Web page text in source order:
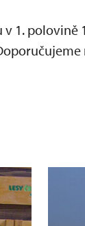
1. polovině